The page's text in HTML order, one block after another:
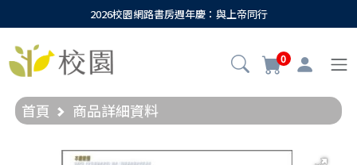
2026校園網路書房週年慶：與上帝同行
0
首頁 商品詳細資料